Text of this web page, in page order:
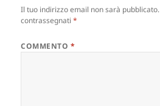
Il tuo indirizzo email non sarà pubblicato.
contrassegnati*
COMMENTO *